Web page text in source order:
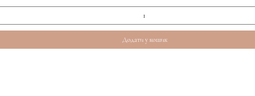
Додати у кошик